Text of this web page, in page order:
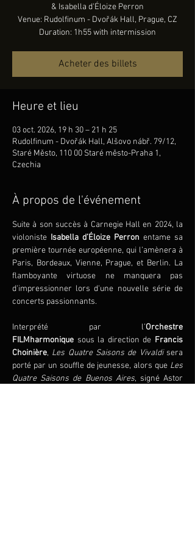
& Isabella d'Éloize Perron
Venue: Rudolfinum - Dvořák Hall, Prague, CZ
Duration: 1h55 with intermission
Acheter des billets
Heure et lieu
03 oct. 2026, 19 h 30 – 21 h 25
Rudolfinum - Dvořák Hall, Alšovo nábř. 79/12,
Staré Město, 110 00 Staré město-Praha 1,
Czechia
À propos de l'événement
Suite à son succès à Carnegie Hall en 2024, la
violoniste Isabella d’Éloize Perron entame sa
première tournée européenne, qui l’amènera à
Paris, Bordeaux, Vienne, Prague, et Berlin. La
flamboyante virtuose ne manquera pas
d'impressionner lors d'une nouvelle série de
concerts passionnants.
Interprété par l’Orchestre
FILMharmonique sous la direction de Francis
Choinière, Les Quatre Saisons de Vivaldi sera
porté par un souffle de jeunesse, alors que Les
Quatre Saisons de Buenos Aires, signé Astor